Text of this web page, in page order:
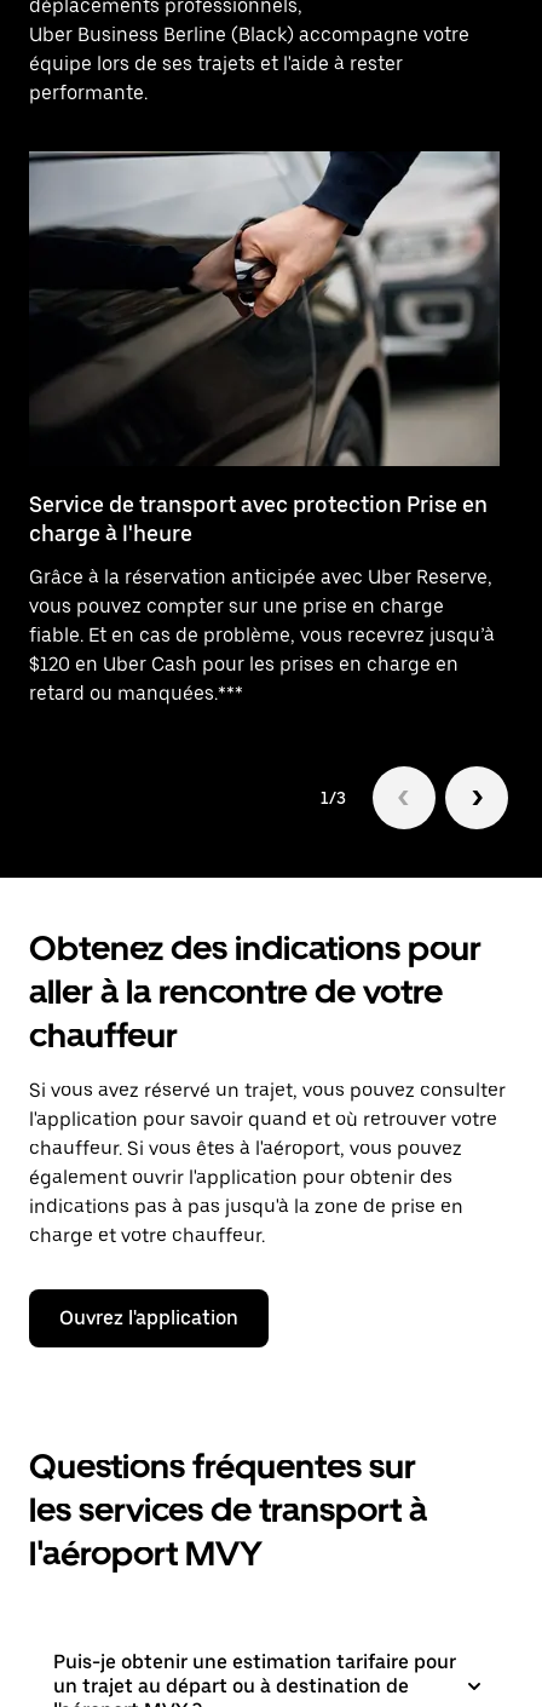
déplacements professionnels,
Uber Business Berline (Black) accompagne votre
équipe lors de ses trajets et l'aide à rester
performante.
Service de transport avec protection Prise en
charge à l'heure
Grâce à la réservation anticipée avec Uber Reserve,
vous pouvez compter sur une prise en charge
fiable. Et en cas de problème, vous recevrez jusqu’à
$120 en Uber Cash pour les prises en charge en
retard ou manquées.***
1/3
Obtenez des indications pour
aller à la rencontre de votre
chauffeur
Si vous avez réservé un trajet, vous pouvez consulter
l'application pour savoir quand et où retrouver votre
chauffeur. Si vous êtes à l'aéroport, vous pouvez
également ouvrir l'application pour obtenir des
indications pas à pas jusqu'à la zone de prise en
charge et votre chauffeur.
Ouvrez l'application
Questions fréquentes sur
les services de transport à
l'aéroport MVY
Puis-je obtenir une estimation tarifaire pour
un trajet au départ ou à destination de